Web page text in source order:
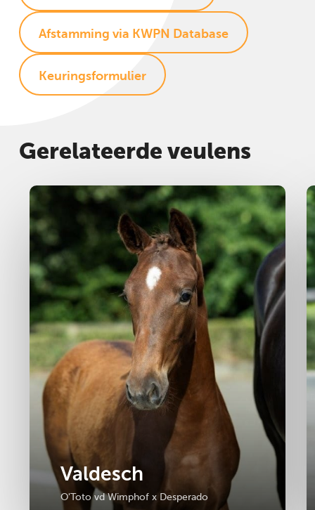
Afstamming via KWPN Database
Keuringsformulier
Gerelateerde veulens
Hengst 2025
Valdesch
O'Toto vd Wimphof x Desperado